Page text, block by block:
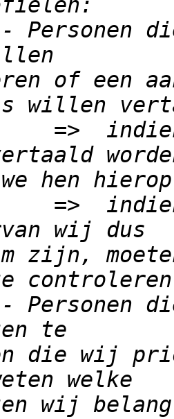
Personen
of een
=>
=>
zijn,
Personen
die wij
wij